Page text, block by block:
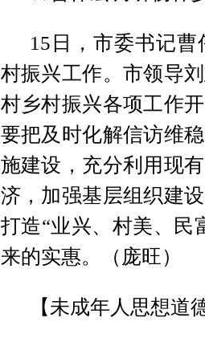
15日，市委书记
村振兴工作。市领导
村乡村振兴各项工作
要把及时化解信访维
施建设，充分利用现
济，加强基层组织建
打造“业兴、村美、民
来的实惠。（庞旺）
【未成年人思想道